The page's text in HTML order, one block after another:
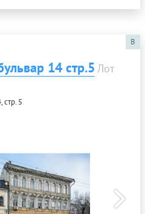
B
14 стр.5 Лот
стр. 5